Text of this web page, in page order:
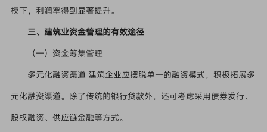
模下，利润率得到显著提升。
三、建筑业资金管理的有效途径
（一）资金筹集管理
多元化融资渠道 建筑企业应摆脱单一的融资模式，积极拓展多
元化融资渠道。除了传统的银行贷款外，还可考虑采用债券发行、
股权融资、供应链金融等方式。